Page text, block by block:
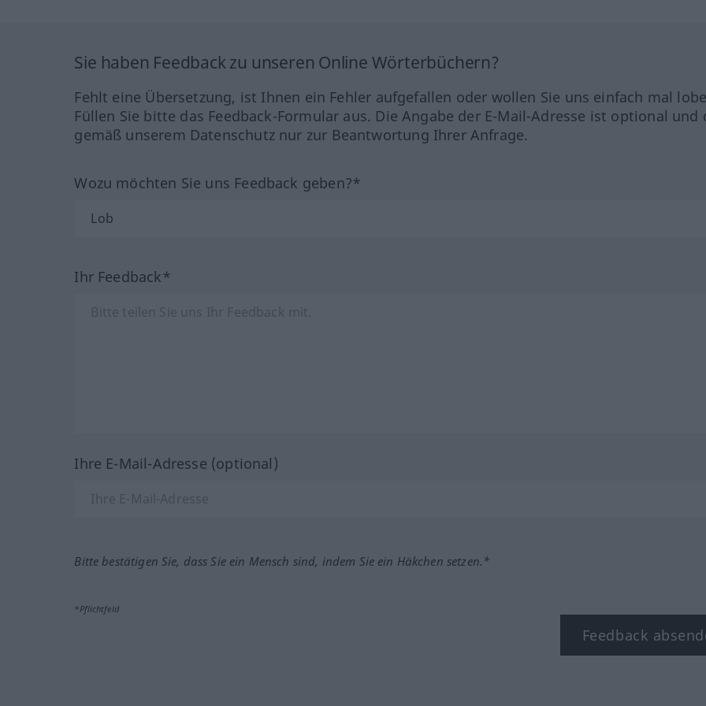
Sie haben Feedback zu unseren Online Wörterbüchern?
Fehlt eine Übersetzung, ist Ihnen ein Fehler aufgefallen oder wollen Sie uns einfach mal
Füllen Sie bitte das Feedback-Formular aus. Die Angabe der E-Mail-Adresse ist optional und
gemäß unserem Datenschutz nur zur Beantwortung Ihrer Anfrage.
Wozu möchten Sie uns Feedback geben?*
Ihr Feedback*
Ihre E-Mail-Adresse (optional)
Bitte bestätigen Sie, dass Sie ein Mensch sind, indem Sie ein Häkchen setzen.*
*Pflichtfeld
Feedback